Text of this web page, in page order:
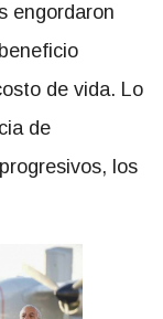
engordaron
de vida. Lo
de
los